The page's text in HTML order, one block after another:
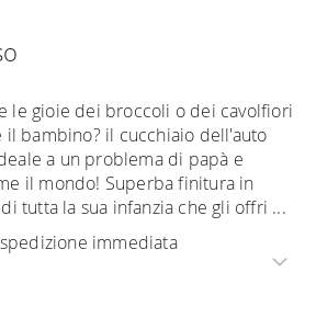
le gioie dei broccoli o dei cavolfiori
bambino? il cucchiaio dell'auto
a un problema di papà e
il mondo! Superba finitura in
tutta la sua infanzia che gli offri ...
immediata